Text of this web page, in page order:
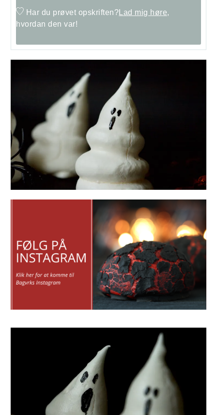
Har du prøvet opskriften? Lad mig høre,
hvordan den var!